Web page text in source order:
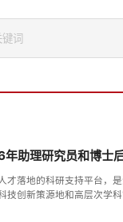
助理研究员和博士
才落地的科研支持平台，
创新策源地和高层次学